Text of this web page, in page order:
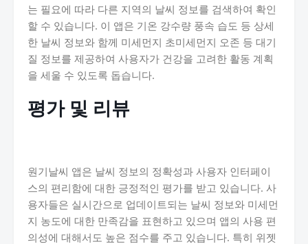
는 필요에 따라 다른 지역의 날씨 정보를 검색하여 확인
할 수 있습니다. 이 앱은 기온 강수량 풍속 습도 등 상세
한 날씨 정보와 함께 미세먼지 초미세먼지 오존 등 대기
질 정보를 제공하여 사용자가 건강을 고려한 활동 계획
을 세울 수 있도록 돕습니다.
평가 및 리뷰
원기날씨 앱은 날씨 정보의 정확성과 사용자 인터페이
스의 편리함에 대한 긍정적인 평가를 받고 있습니다. 사
용자들은 실시간으로 업데이트되는 날씨 정보와 미세먼
지 농도에 대한 만족감을 표현하고 있으며 앱의 사용 편
의성에 대해서도 높은 점수를 주고 있습니다. 특히 위젯